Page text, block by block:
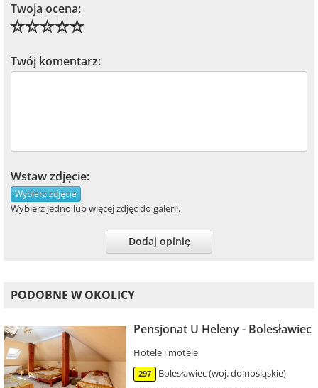
Twoja ocena:
Twój komentarz:
Wstaw zdjęcie:
Wybierz zdjęcie
Wybierz jedno lub więcej zdjęć do galerii.
Dodaj opinię
PODOBNE W OKOLICY
Pensjonat U Heleny - Bolesławiec
Hotele i motele
297
Bolesławiec (woj. dolnośląskie)